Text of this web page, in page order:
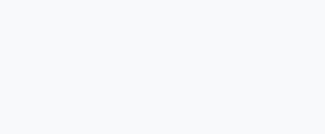
de 2026